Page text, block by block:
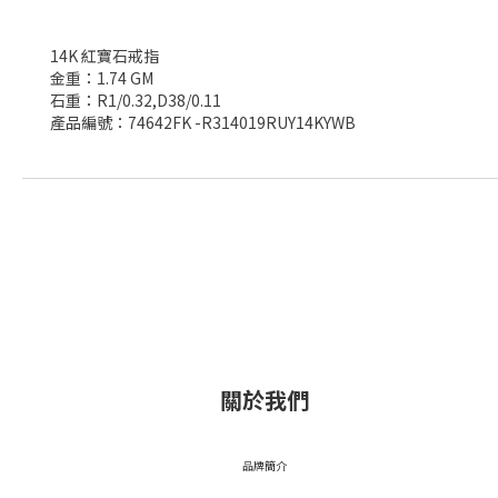
14K 紅寶石戒指
金重：1.74 GM
石重：R1/0.32,D38/0.11
產品編號：74642FK -R314019RUY14KYWB
關於我們
品牌簡介